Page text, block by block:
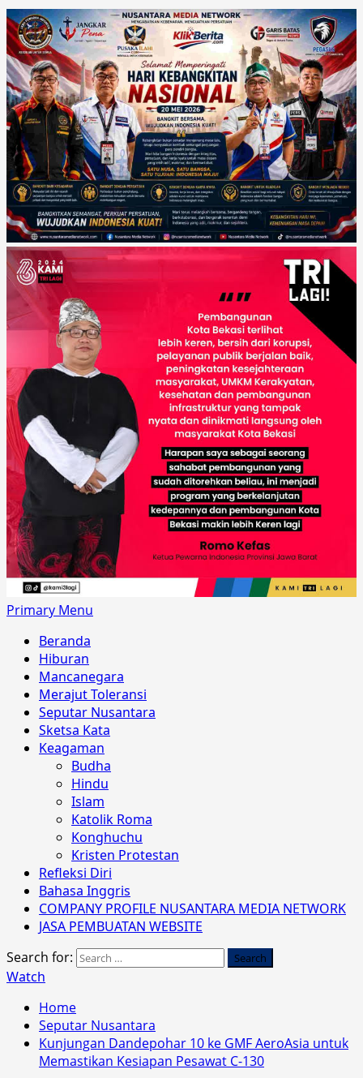
Primary Menu
Beranda
Hiburan
Mancanegara
Merajut Toleransi
Seputar Nusantara
Sketsa Kata
Keagaman
Budha
Hindu
Islam
Katolik Roma
Konghuchu
Kristen Protestan
Refleksi Diri
Bahasa Inggris
COMPANY PROFILE NUSANTARA MEDIA NETWORK
JASA PEMBUATAN WEBSITE
Search for:
Watch
Home
Seputar Nusantara
Kunjungan Dandepohar 10 ke GMF AeroAsia untuk
Memastikan Kesiapan Pesawat C-130